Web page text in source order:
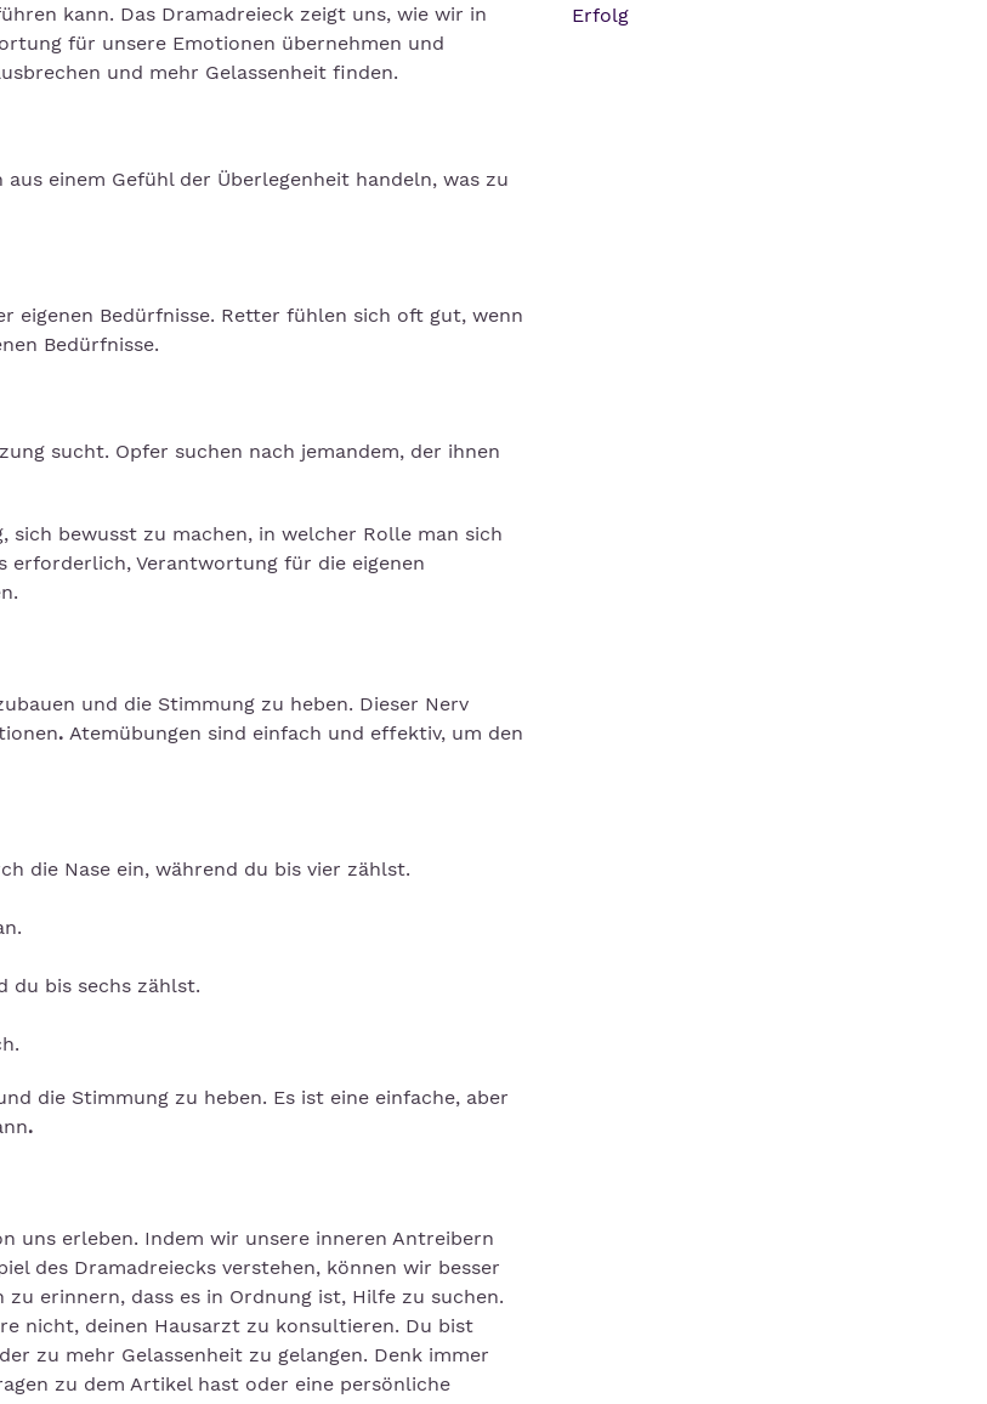
kann. Das Dramadreieck zeigt uns, wie wir in
für unsere Emotionen übernehmen und
und mehr Gelassenheit finden.
einem Gefühl der Überlegenheit handeln, was zu
eigenen Bedürfnisse. Retter fühlen sich oft gut, wenn
Bedürfnisse.
sucht. Opfer suchen nach jemandem, der ihnen
bewusst zu machen, in welcher Rolle man sich
erforderlich, Verantwortung für die eigenen
und die Stimmung zu heben. Dieser Nerv
. Atemübungen sind einfach und effektiv, um den
die Nase ein, während du bis vier zählst.
du bis sechs zählst.
die Stimmung zu heben. Es ist eine einfache, aber
.
uns erleben. Indem wir unsere inneren Antreibern
des Dramadreiecks verstehen, können wir besser
erinnern, dass es in Ordnung ist, Hilfe zu suchen.
nicht, deinen Hausarzt zu konsultieren. Du bist
zu mehr Gelassenheit zu gelangen. Denk immer
zu dem Artikel hast oder eine persönliche
Erfolg